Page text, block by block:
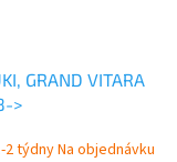
GRAND VITARA
>
2 týdny Na objednávku